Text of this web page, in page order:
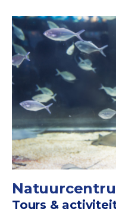
Tours &